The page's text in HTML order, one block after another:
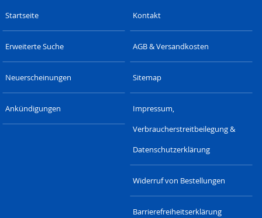
Startseite
Erweiterte Suche
Neuerscheinungen
Ankündigungen
Kontakt
AGB & Versandkosten
Sitemap
Impressum,
Verbraucherstreitbeilegung &
Datenschutzerklärung
Widerruf von Bestellungen
Barrierefreiheitserklärung